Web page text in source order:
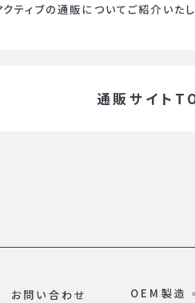
クティブの通販についてご紹介いたし
通販サイト
お問い合わせ OEM製造